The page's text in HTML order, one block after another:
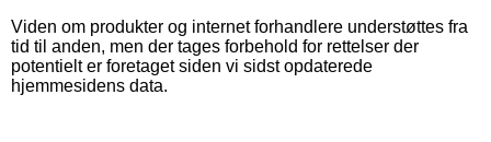
Viden om produkter og internet forhandlere understøttes fra
tid til anden, men der tages forbehold for rettelser der
potentielt er foretaget siden vi sidst opdaterede
hjemmesidens data.